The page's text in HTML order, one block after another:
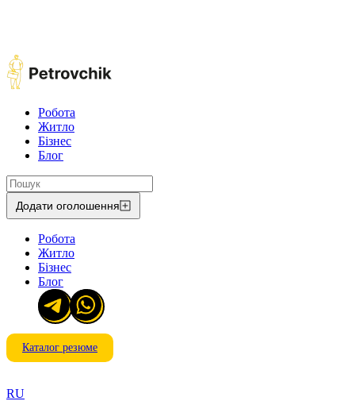
Робота
Житло
Бізнес
Блог
Додати оголошення
Робота
Житло
Бізнес
Блог
Каталог резюме
RU